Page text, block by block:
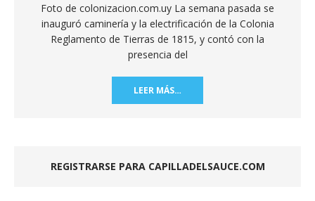
Foto de colonizacion.com.uy La semana pasada se
inauguró caminería y la electrificación de la Colonia
Reglamento de Tierras de 1815, y contó con la
presencia del
LEER MÁS…
REGISTRARSE PARA CAPILLADELSAUCE.COM